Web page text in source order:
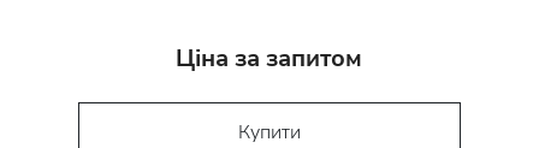
Ціна за запитом
Купити